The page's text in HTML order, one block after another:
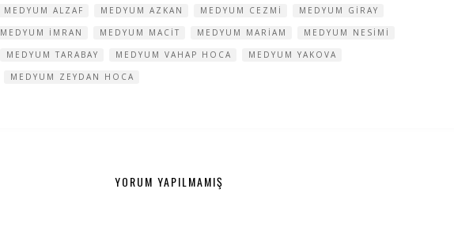
MEDYUM ALZAF MEDYUM AZKAN MEDYUM CEZMI
MEDYUM GIRAY
MEDYUM IMRAN MEDYUM MACIT MEDYUM MARIAM
MEDYUM NESIMI
MEDYUM TARABAY MEDYUM VAHAP HOCA
MEDYUM YAKOVA
MEDYUM ZEYDAN HOCA
YORUM YAPILMAMIŞ